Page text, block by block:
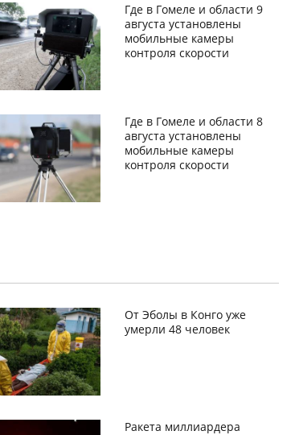
Где в Гомеле и области 9
августа установлены
мобильные камеры
контроля скорости
Где в Гомеле и области 8
августа установлены
мобильные камеры
контроля скорости
От Эболы в Конго уже
умерли 48 человек
Ракета миллиардера